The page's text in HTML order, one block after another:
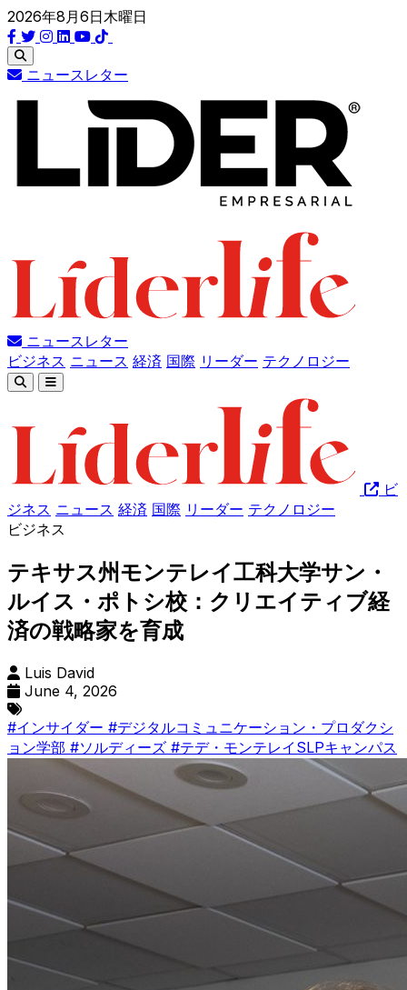
2026年8月6日木曜日
ニュースレター
ニュースレター
ビジネス ニュース 経済 国際 リーダー テクノロジー
ビ
ジネス ニュース 経済 国際 リーダー テクノロジー
ビジネス
テキサス州モンテレイ工科大学サン・
ルイス・ポトシ校：クリエイティブ経
済の戦略家を育成
Luis David
June 4, 2026
#インサイダー #デジタルコミュニケーション・プロダクシ
ョン学部 #ソルディーズ #テデ・モンテレイSLPキャンパス